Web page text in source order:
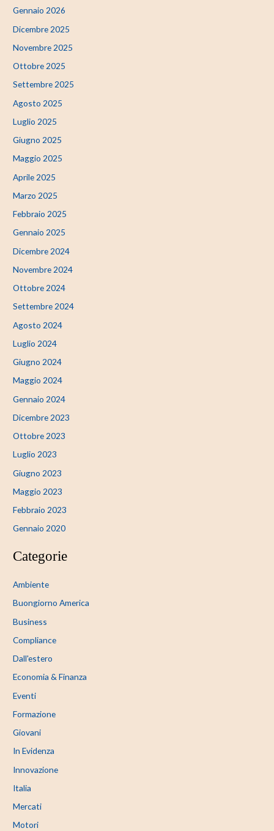
Gennaio 2026
Dicembre 2025
Novembre 2025
Ottobre 2025
Settembre 2025
Agosto 2025
Luglio 2025
Giugno 2025
Maggio 2025
Aprile 2025
Marzo 2025
Febbraio 2025
Gennaio 2025
Dicembre 2024
Novembre 2024
Ottobre 2024
Settembre 2024
Agosto 2024
Luglio 2024
Giugno 2024
Maggio 2024
Gennaio 2024
Dicembre 2023
Ottobre 2023
Luglio 2023
Giugno 2023
Maggio 2023
Febbraio 2023
Gennaio 2020
Categorie
Ambiente
Buongiorno America
Business
Compliance
Dall'estero
Economia & Finanza
Eventi
Formazione
Giovani
In Evidenza
Innovazione
Italia
Mercati
Motori